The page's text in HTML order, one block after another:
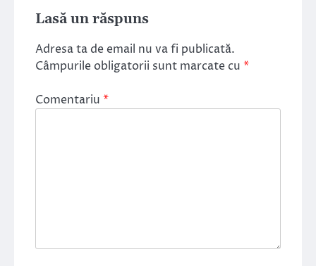
Lasă un răspuns
Adresa ta de email nu va fi publicată.
Câmpurile obligatorii sunt marcate cu *
Comentariu *